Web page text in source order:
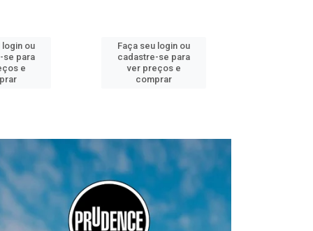
login ou
se para
e
Faça seu login ou
cadastre-se para
ver preços e
comprar